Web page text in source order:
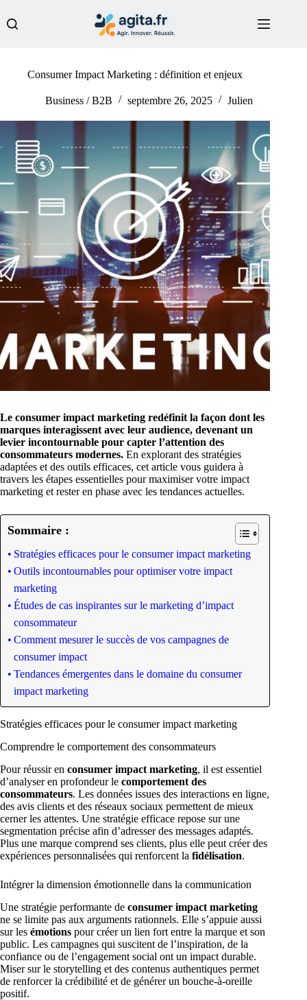
au
contenu
Consumer Impact Marketing : définition et enjeux
Business / B2B septembre 26, 2025 Julien
Le consumer impact marketing redéfinit la façon dont les
marques interagissent avec leur audience, devenant un
levier incontournable pour capter l’attention des
consommateurs modernes. En explorant des stratégies
adaptées et des outils efficaces, cet article vous guidera à
travers les étapes essentielles pour maximiser votre impact
marketing et rester en phase avec les tendances actuelles.
Sommaire :
Stratégies efficaces pour le consumer impact marketing
Outils incontournables pour optimiser votre impact
marketing
Études de cas inspirantes sur le marketing d’impact
consommateur
Comment mesurer le succès de vos campagnes de
consumer impact
Tendances émergentes dans le domaine du consumer
impact marketing
Stratégies efficaces pour le consumer impact marketing
Comprendre le comportement des consommateurs
Pour réussir en consumer impact marketing, il est essentiel
d’analyser en profondeur le comportement des
consommateurs. Les données issues des interactions en ligne,
des avis clients et des réseaux sociaux permettent de mieux
cerner les attentes. Une stratégie efficace repose sur une
segmentation précise afin d’adresser des messages adaptés.
Plus une marque comprend ses clients, plus elle peut créer des
expériences personnalisées qui renforcent la fidélisation.
Intégrer la dimension émotionnelle dans la communication
Une stratégie performante de consumer impact marketing
ne se limite pas aux arguments rationnels. Elle s’appuie aussi
sur les émotions pour créer un lien fort entre la marque et son
public. Les campagnes qui suscitent de l’inspiration, de la
confiance ou de l’engagement social ont un impact durable.
Miser sur le storytelling et des contenus authentiques permet
de renforcer la crédibilité et de générer un bouche-à-oreille
positif.